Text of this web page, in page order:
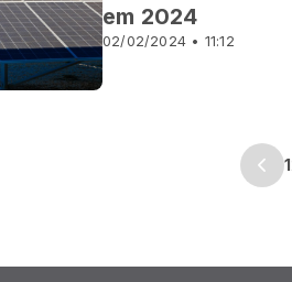
02/02/2024 • 11:12
em 2024
1